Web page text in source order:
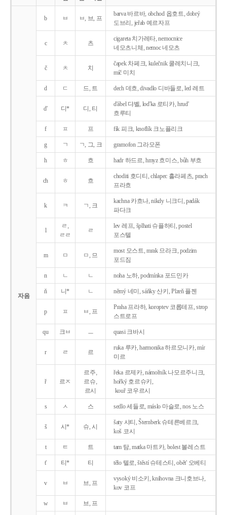
자음
b ㅂ ㅂ, 브, 프
barva 바르바, obchod 옵호트, dobrý
도브리, jeřab 예르자프
c ㅊ 츠
cigareta 치가레타, nemocnice
네모츠니체, nemoc 네모츠
č ㅊ 치
čapek 차페크, kulečnik 쿨레치니크,
míč 미치
d ㄷ 드, 트 dech 데흐, divadlo 디바들로, led 레트
d' 디* 디, 티
d'ábel 댜벨, lod'ka 로티카, hrud'
흐루티
f ㅍ 프 fík 피크, knoflík 크노플리크
g ㄱ ㄱ, 그, 크 gramofon 그라모폰
h ㅎ 흐 hadr 하드르, hmyz 흐미스, bůh 부흐
ch ㅎ 흐
choditi 호디티, chlapec 흘라페츠, prach
프라흐
k ㅋ ㄱ, 크
kachna 카흐나, nikdy 니크디, padák
파다크
l
ㄹ,
ㄹㄹ
ㄹ
lev 레프, šplhati 슈플하티, postel
포스텔
m ㅁ ㅁ, 므
most 모스트, mrak 므라크, podzim
포드짐
n ㄴ ㄴ noha 노하, podmínka 포드민카
ň 니* ㄴ němý 네미, sáňky 산키, Plzeň 플젠
p ㅍ ㅂ, 프
Praha 프라하, koroptev 코롭테프, strop
스트로프
qu 크ㅂ ㅡ quasi 크바시
r ㄹ 르
ruka 루카, harmonika 하르모니카, mír
미르
ř 르ㅈ
르주,
르슈,
르시
řeka 르제카, námořník 나모르주니크,
hořký 호르슈키,
kouř 코우르시
s ㅅ 스 sedlo 세들로, máslo 마슬로, nos 노스
š 시* 슈, 시
šaty 샤티, Šternberk 슈테른베르크,
koš 코시
t ㅌ 트 tam 탐, matka 마트카, bolest 볼레스트
t' 티* 티 tělo 텔로, štěstí 슈테스티, obět' 오베티
v ㅂ 브, 프
vysoký 비소키, knihovna 크니호브나,
kov 코프
w ㅂ 브, 프